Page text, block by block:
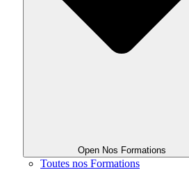
Open Nos Formations
Toutes nos Formations